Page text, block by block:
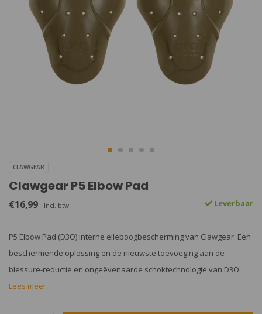
CLAWGEAR
Clawgear P5 Elbow Pad
€16,99 Incl. btw Leverbaar
P5 Elbow Pad (D3O) interne elleboogbescherming van Clawgear. Een
beschermende oplossing en de nieuwste toevoeging aan de
blessure-reductie en ongeëvenaarde schoktechnologie van D3O.
Lees meer..